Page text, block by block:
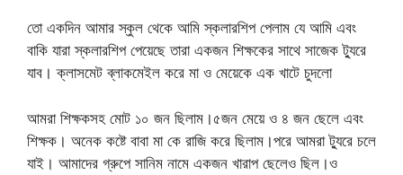
তো একদিন আমার স্কুল থেকে আমি স্কলারশিপ পেলাম যে আমি এবং
বাকি যারা স্কলারশিপ পেয়েছে তারা একজন শিক্ষকের সাথে সাজেক ট্যুরে
যাব। ক্লাসমেট ব্লাকমেইল করে মা ও মেয়েকে এক খাটে চুদলো
আমরা শিক্ষকসহ মোট ১০ জন ছিলাম।৫জন মেয়ে ও ৪ জন ছেলে এবং
শিক্ষক। অনেক কষ্টে বাবা মা কে রাজি করে ছিলাম।পরে আমরা ট্যুরে চলে
যাই। আমাদের গ্রুপে সানিম নামে একজন খারাপ ছেলেও ছিল।ও